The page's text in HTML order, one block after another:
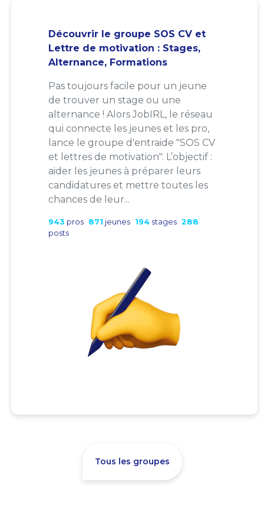
Découvrir le groupe SOS CV et
Lettre de motivation : Stages,
Alternance, Formations
Pas toujours facile pour un jeune
de trouver un stage ou une
alternance ! Alors JobIRL, le réseau
qui connecte les jeunes et les pro,
lance le groupe d'entraide "SOS CV
et lettres de motivation". L’objectif :
aider les jeunes à préparer leurs
candidatures et mettre toutes les
chances de leur...
943 pros 871 jeunes 194 stages 288
posts
Tous les groupes